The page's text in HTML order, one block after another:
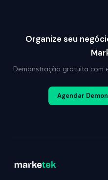
Organize seu
Demonstração gratuita com
Agendar